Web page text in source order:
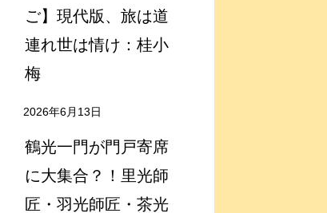
ご】現代版、旅は道
連れ世は情け：桂小
梅
2026年6月13日
鶴光一門が門戸寄席
に大集合？！里光師
匠・羽光師匠・茶光